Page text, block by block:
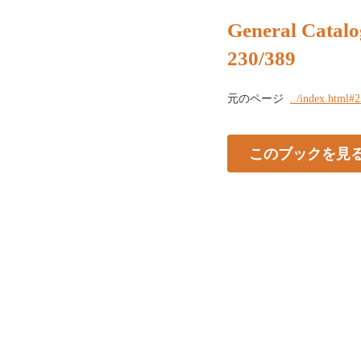
General
230/389
元のページ ../
このブックを見